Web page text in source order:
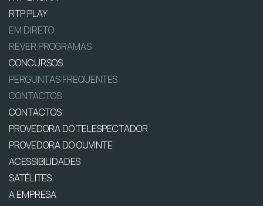
RTP PLAY
EM DIRETO
REVER PROGRAMAS
CONCURSOS
PERGUNTAS FREQUENTES
CONTACTOS
CONTACTOS
PROVEDORA DO TELESPECTADOR
PROVEDORA DO OUVINTE
ACESSIBILIDADES
SATÉLITES
A EMPRESA